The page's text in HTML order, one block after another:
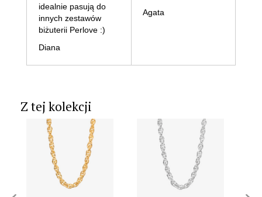
idealnie pasują do
innych zestawów
biżuterii Perlove :)
Diana
Agata
Z tej kolekcji